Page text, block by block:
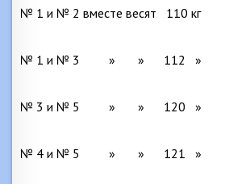
№ 1 и № 2 вместе весят 110 кг
№ 1 и № 3 » » 112 »
№ 3 и № 5 » » 120 »
№ 4 и № 5 » » 121 »